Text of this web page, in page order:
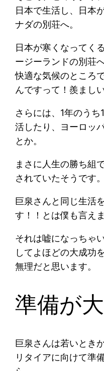
日本で生活し、日本
ナダの別荘へ。
日本が寒くなってく
ージーランドの別荘
快適な気候のところ
んですって！羨ましい
さらには、1年のう
活したり、ヨーロッ
とか。
まさに人生の勝ち組
されていたそうです。
巨泉さんと同じ生活
す！！とは僕も言えま
それは嘘になっちゃ
してよほどの大成功
無理だと思います。
準備が
巨泉さんは若いとき
リタイアに向けて準